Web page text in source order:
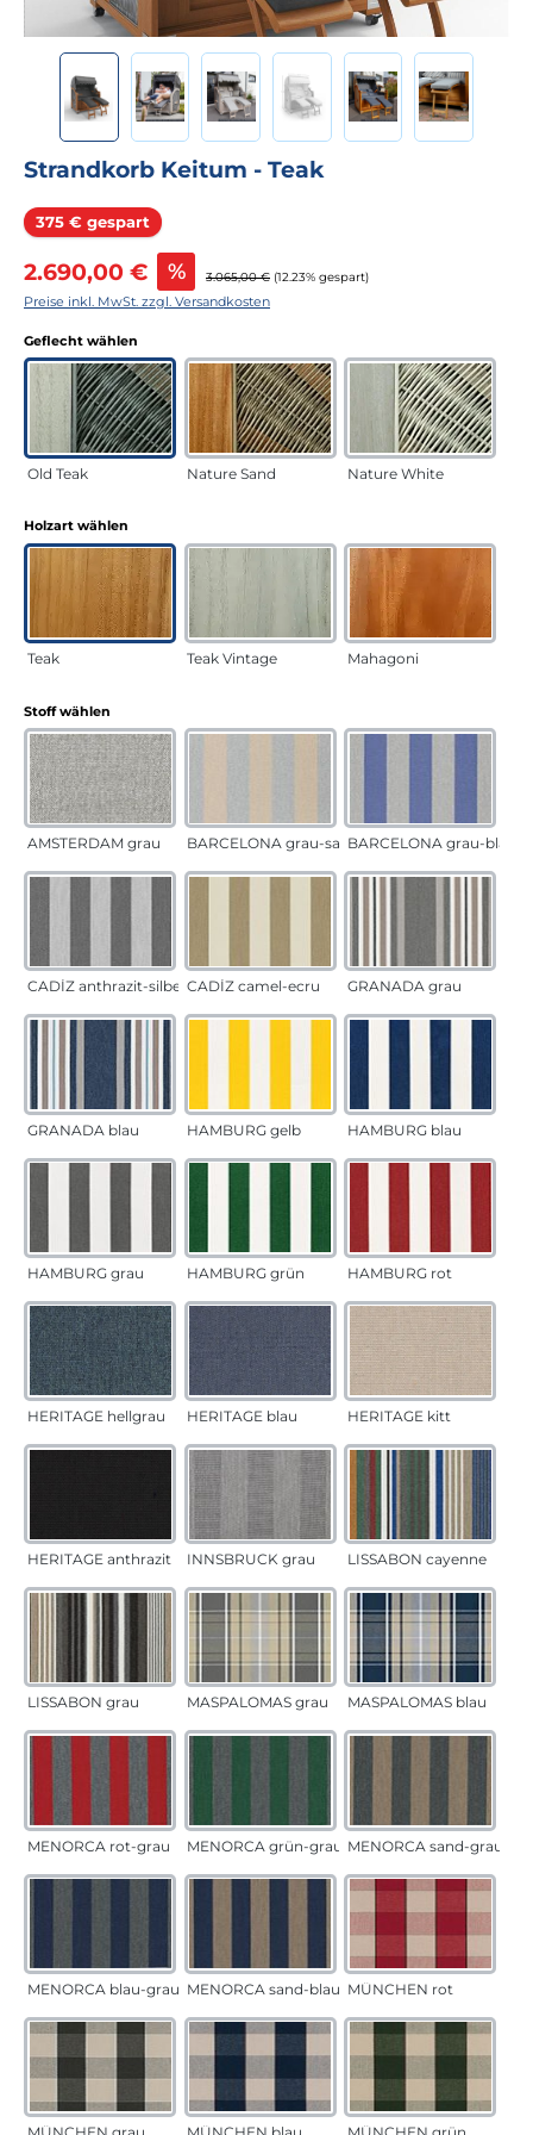
Strandkorb Keitum - Teak
375 € gespart Rabatt
Verkaufspreis:
2.690,00 € % Regulärer Preis:
3.065,00 € (12.23% gespart)
Preise inkl. MwSt. zzgl. Versandkosten
Geflecht wählen
Old Teak Nature Sand Nature White
Holzart wählen
Teak Teak Vintage Mahagoni
Stoff wählen
AMSTERDAM grau BARCELONA grau-sandBARCELONA grau-blau
CADÍZ anthrazit-silber CADÍZ camel-ecru GRANADA grau
GRANADA blau HAMBURG gelb HAMBURG blau
HAMBURG grau HAMBURG grün HAMBURG rot
HERITAGE hellgrau HERITAGE blau HERITAGE kitt
HERITAGE anthrazit INNSBRUCK grau LISSABON cayenne
LISSABON grau MASPALOMAS grau MASPALOMAS blau
MENORCA rot-grau MENORCA grün-grau MENORCA sand-grau
MENORCA blau-grau MENORCA sand-blau MÜNCHEN rot